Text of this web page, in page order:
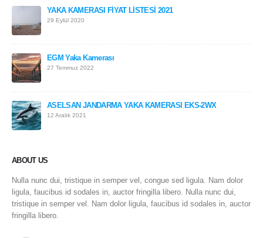
YAKA KAMERASI FİYAT LİSTESİ 2021
29 Eylül 2020
EGM Yaka Kamerası
27 Temmuz 2022
ASELSAN JANDARMA YAKA KAMERASI EKS-2WX
12 Aralık 2021
ABOUT US
Nulla nunc dui, tristique in semper vel, congue sed ligula. Nam dolor
ligula, faucibus id sodales in, auctor fringilla libero. Nulla nunc dui,
tristique in semper vel. Nam dolor ligula, faucibus id sodales in, auctor
fringilla libero.